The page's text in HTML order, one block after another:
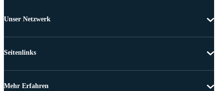
Unser Netzwerk
Seitenlinks
Mehr Erfahren